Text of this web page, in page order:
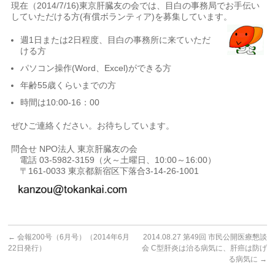
現在（2014/7/16)東京肝臓友の会では、目白の事務局でお手伝い
していただける方(有償ボランティア)を募集しています。
週1日または2日程度、目白の事務所に来ていただ
ける方
パソコン操作(Word、Excel)ができる方
年齢55歳くらいまでの方
時間は10:00-16：00
ぜひご連絡ください。お待ちしています。
問合せ NPO法人 東京肝臓友の会
電話 03-5982-3159（火～土曜日、10:00～16:00）
〒161-0033 東京都新宿区下落合3-14-26-1001
← 会報200号（6月号）（2014年6月
22日発行）
2014.08.27 第49回 市民公開医療懇談
会 C型肝炎は治る病気に、肝癌は防げ
る病気に →